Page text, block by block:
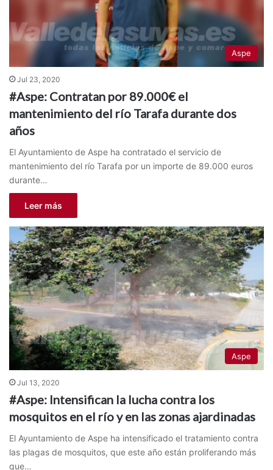
Aspe
Jul 23, 2020
#Aspe: Contratan por 89.000€ el
mantenimiento del río Tarafa durante dos
años
El Ayuntamiento de Aspe ha contratado el servicio de
mantenimiento del río Tarafa por un importe de 89.000 euros
durante…
Leer más
Aspe
Jul 13, 2020
#Aspe: Intensifican la lucha contra los
mosquitos en el río y en las zonas ajardinadas
El Ayuntamiento de Aspe ha intensificado el tratamiento contra
las plagas de mosquitos, que este año están proliferando más
que…